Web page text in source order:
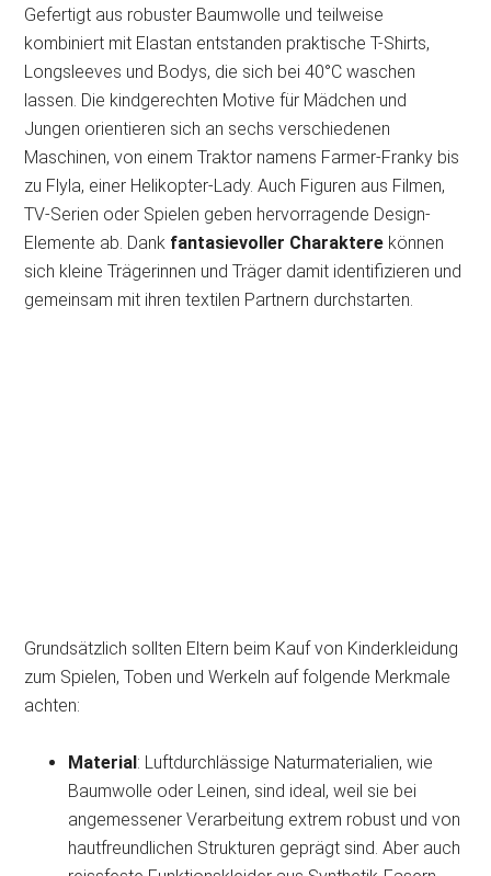
Gefertigt aus robuster Baumwolle und teilweise
kombiniert mit Elastan entstanden praktische T-Shirts,
Longsleeves und Bodys, die sich bei 40°C waschen
lassen. Die kindgerechten Motive für Mädchen und
Jungen orientieren sich an sechs verschiedenen
Maschinen, von einem Traktor namens Farmer-Franky bis
zu Flyla, einer Helikopter-Lady. Auch Figuren aus Filmen,
TV-Serien oder Spielen geben hervorragende Design-
Elemente ab. Dank fantasievoller Charaktere können
sich kleine Trägerinnen und Träger damit identifizieren und
gemeinsam mit ihren textilen Partnern durchstarten.
Grundsätzlich sollten Eltern beim Kauf von Kinderkleidung
zum Spielen, Toben und Werkeln auf folgende Merkmale
achten:
Material : Luftdurchlässige Naturmaterialien, wie
Baumwolle oder Leinen, sind ideal, weil sie bei
angemessener Verarbeitung extrem robust und von
hautfreundlichen Strukturen geprägt sind. Aber auch